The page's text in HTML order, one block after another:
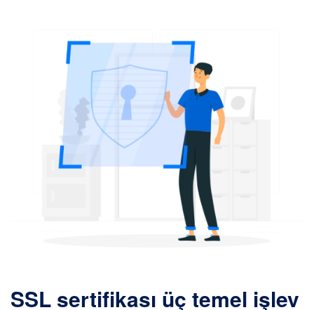
SSL sertifikası üç temel işlev